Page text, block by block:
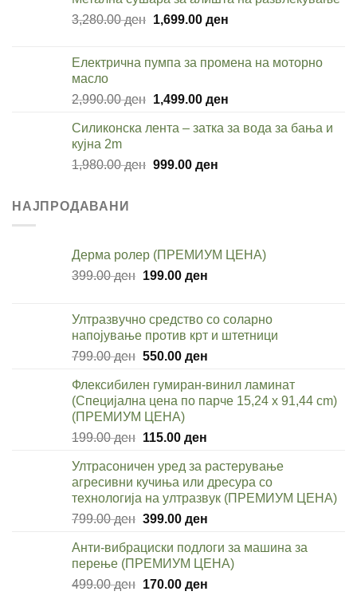
990.00 ден.499.00 ден.
3,280.00ден Original
3,280.00 ден.
1,699.00 денCurrent
1,699.00 ден.
Електрична пумпа за промена на моторно
масло
2,990.00ден Original
was:
1,499.00 денCurrent
is:
Силиконска лента – затка за вода за бања и
кујна 2m
1,980.00ден Original
999.00 денCurrent
НАЈПРОДАВАНИ
Дерма ролер (ПРЕМИУМ ЦЕНА)
399.00ден Original
399.00 ден.
199.00 денCurrent
199.00 ден.
Ултразвучно средство со соларно
напојување против крт и штетници
799.00ден Original
was:
799.00 ден.
550.00 денCurrent
is:
550.00 ден.
Флексибилен гумиран-винил ламинат
(Специјална цена по парче 15,24 x 91,44 cm)
(ПРЕМИУМ ЦЕНА)
199.00ден Original
was:
199.00 ден.
115.00 денCurrent
is:
115.00 ден.
Ултрасоничен уред за растерување
агресивни кучиња или дресура со
технологија на ултразвук (ПРЕМИУМ ЦЕНА)
799.00ден Original
was:
799.00 ден.
399.00 денCurrent
is:
399.00 ден.
Анти-вибрациски подлоги за машина за
перење (ПРЕМИУМ ЦЕНА)
499.00ден Original
170.00 денCurrent